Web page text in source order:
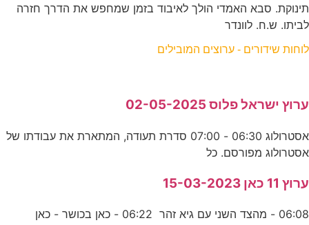
תינוקת. סבא האמדי הולך לאיבוד בזמן שמחפש את הדרך חזרה
לביתו. ש.ח. לוונדר
לוחות שידורים - ערוצים המובילים
ערוץ ישראל פלוס 02-05-2025
אסטרולוג 06:30 - 07:00 סדרת תעודה, המתארת את עבודתו של
אסטרולוג מפורסם. כל
ערוץ 11 כאן 15-03-2023
06:08 - מהצד השני עם גיא זהר 06:22 - כאן בכושר - כאן